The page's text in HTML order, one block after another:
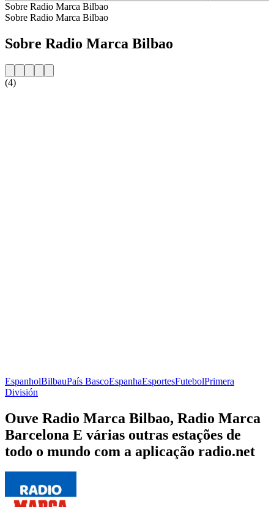
Sobre Radio Marca Bilbao
Sobre Radio Marca Bilbao
Sobre Radio Marca Bilbao
(4)
EspanholBilbauPaís BascoEspanhaEsportesFutebolPrimera
División
Ouve Radio Marca Bilbao, Radio Marca
Barcelona E várias outras estações de
todo o mundo com a aplicação radio.net